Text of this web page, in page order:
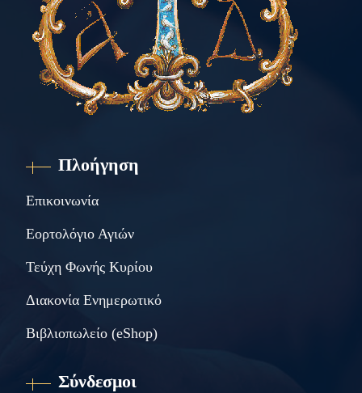
Πλοήγηση
Επικοινωνία
Εορτολόγιο Αγιών
Τεύχη Φωνής Κυρίου
Διακονία Ενημερωτικό
Βιβλιοπωλείο (eShop)
Σύνδεσμοι